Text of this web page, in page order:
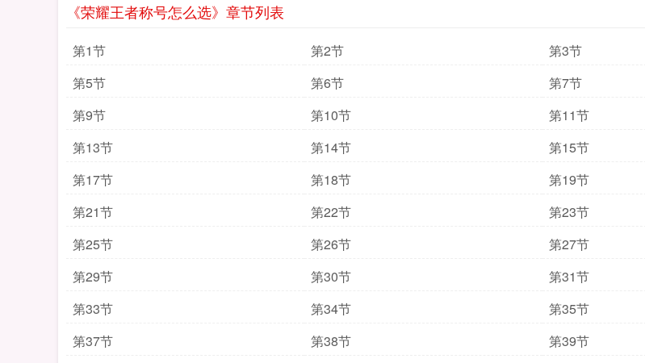
《荣耀王者称号怎么选》章节列表
第1节 第2节 第3节
第5节
第6节 第7节
第9节
第10节 第11节
第13节
第14节 第15节
第17节
第18节 第19节
第21节
第22节 第23节
第25节
第26节 第27节
第29节
第30节 第31节
第33节
第34节 第35节
第37节
第38节 第39节